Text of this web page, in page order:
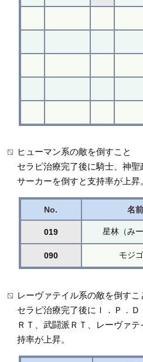
ヒューマン系の敵を倒すこと
セラピ治療完了後に騎士、神
サーカーを倒すと支持率が上昇
No. 名前
019 星林（みー
090 モジ
レーヴァテイル系の敵を倒すこ
セラピ治療完了後にＩ．Ｐ．
ＲＴ、武闘派ＲＴ、レーヴァ
持率が上昇。